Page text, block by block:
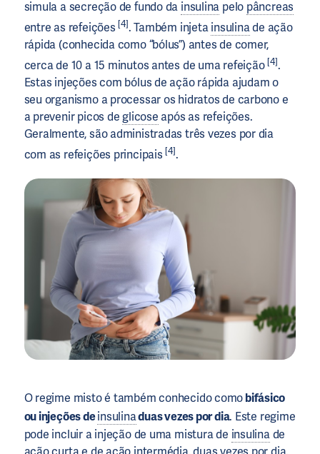
simula a secreção de fundo da insulina pelo pâncreas
entre as refeições[4]. Também injetainsulinade ação
rápida (conhecida como “bólus”) antes de comer,
cerca de 10 a 15 minutos antes de uma refeição[4].
Estas injeções com bólus de ação rápida ajudam o
seu organismo a processar os hidratos de carbono e
a prevenir picos deglicose após as refeições.
Geralmente, são administradas três vezes por dia
com as refeições principais[4].
O regime misto é também conhecido comobifásico
ou injeções deinsulinaduas vezes por dia. Este regime
pode incluir a injeção de uma mistura de insulinade